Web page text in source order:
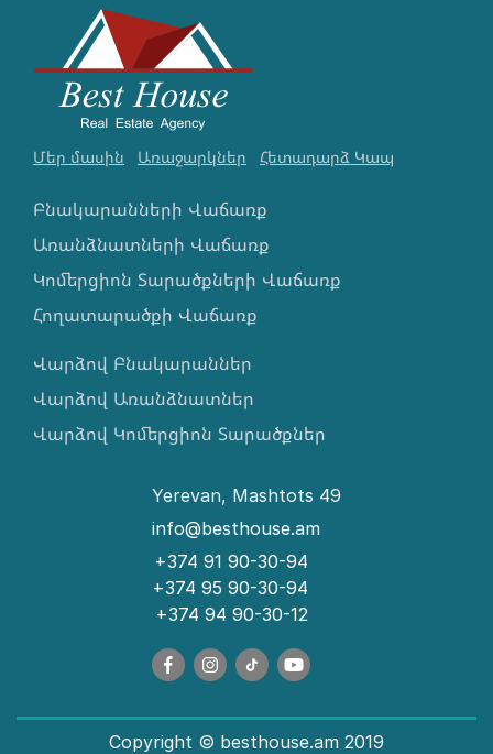
Մեր մասին Առաջարկներ Հետադարձ Կապ
Բնակարանների Վաճառք
Առանձնատների Վաճառք
Կոմերցիոն Տարածքների Վաճառք
Հողատարածքի Վաճառք
Վարձով Բնակարաններ
Վարձով Առանձնատներ
Վարձով Կոմերցիոն Տարածքներ
Yerevan, Mashtots 49
info@besthouse.am
+374 91 90-30-94
+374 95 90-30-94
+374 94 90-30-12
Copyright © besthouse.am 2019